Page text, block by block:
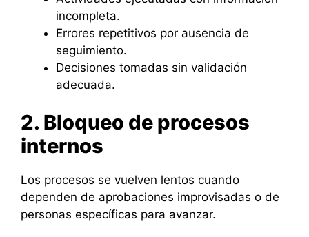
incompleta.
Errores repetitivos por ausencia de
seguimiento.
Decisiones tomadas sin validación
adecuada.
2. Bloqueo de procesos
internos
Los procesos se vuelven lentos cuando
dependen de aprobaciones improvisadas o de
personas específicas para avanzar.